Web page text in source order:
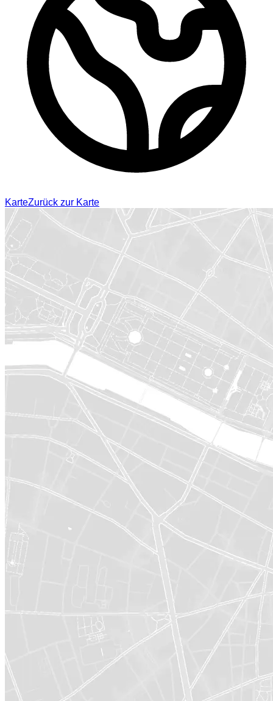
KarteZurück zur Karte